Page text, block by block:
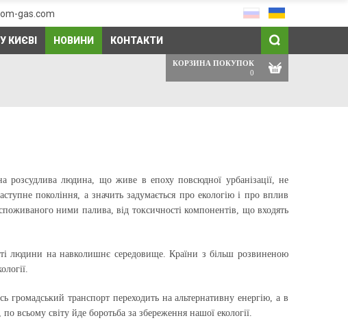
gas.com
КИЄВІ НОВИНИ КОНТАКТИ
КОРЗИНА ПОКУПОК
0
людина, що живе в епоху повсюдної урбанізації, не
покоління, а значить задумається про екологію і про вплив
ними палива, від токсичності компонентів, що входять
людини на навколишнє середовище. Країни з більш розвиненою
транспорт переходить на альтернативну енергію, а в
всьому світу йде боротьба за збереження нашої екології.